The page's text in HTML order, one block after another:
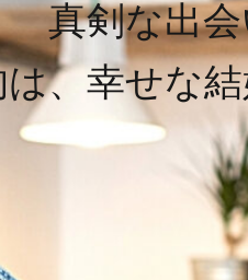
真剣な出
、幸せな